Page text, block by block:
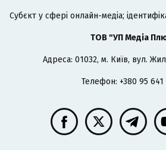
Cубєкт у сфері онлайн-медіа;
ТОВ "УП Медіа
Адреса: 01032, м. Київ, вул.
Телефон: +380 95 641